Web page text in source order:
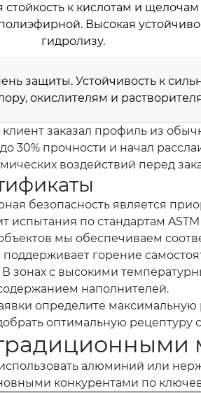
к кислотам и
Высокая
гидролизу.
защиты. Устойчивость к
окислителям и
заказал профиль из
30% прочности и начал
воздействий перед
безопасность является
по стандартам
мы обеспечиваем
горение
В зонах с высокими
наполнителей.
определите максимальную
оптимальную рецептуру
алюминий или
конкурентами по